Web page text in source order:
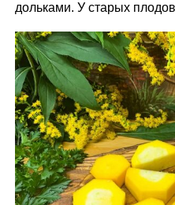
дольками. У старых